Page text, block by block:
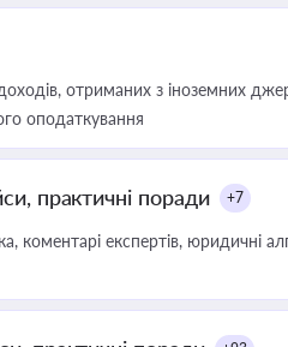
отриманих з іноземних
оподаткування
практичні поради +7
коментарі експертів, юридичні